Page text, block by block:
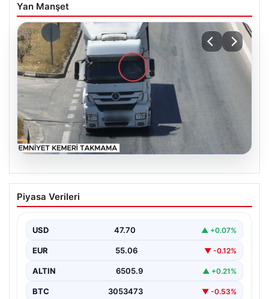
Yan Manşet
06.08.2026
Gaziantep’te Dron Destekli Trafik
Denetimleriyle Bin 123 Araca Ceza
Gaziantep'te trafik güvenliğini artırmak amacıyla
jandarma ekipleri dron teknolojisinin desteğiyle…
Piyasa Verileri
USD 47.70 ▲ +0.07%
EUR 55.06 ▼ -0.12%
ALTIN 6505.9 ▲ +0.21%
BTC 3053473 ▼ -0.53%